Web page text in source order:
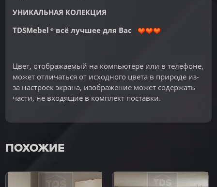
УНИКАЛЬНАЯ КОЛЕКЦИЯ
TDSMebel ® всё лучшее для Вас
Цвет, отображаемый на компьютере или в телефоне,
может отличаться от исходного цвета в природе из-
за настроек экрана, изображение может содержать
части, не входящие в комплект поставки.
ПОХОЖИЕ